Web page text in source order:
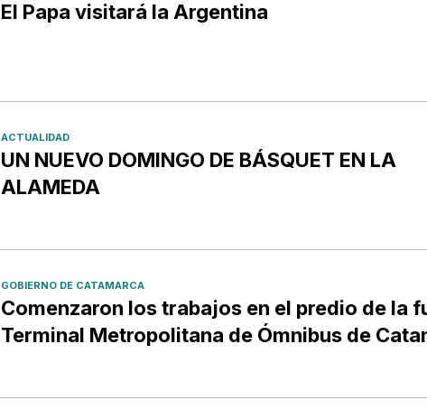
El Papa visitará la Argentina
ACTUALIDAD
UN NUEVO DOMINGO DE BÁSQUET EN LA
ALAMEDA
GOBIERNO DE CATAMARCA
Comenzaron los trabajos en el predio de la
Terminal Metropolitana de Ómnibus de